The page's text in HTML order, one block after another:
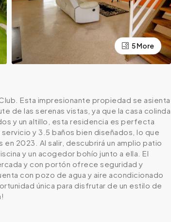
5 More
Esta impresionante propiedad se asienta
de las serenas vistas, ya que la casa colinda
y un altillo, esta residencia es perfecta
y 3.5 baños bien diseñados, lo que
2023. Al salir, descubrirá un amplio patio
y un acogedor bohío junto a ella. El
y con portón ofrece seguridad y
con pozo de agua y aire acondicionado
única para disfrutar de un estilo de